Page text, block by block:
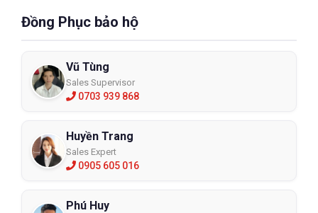
Đồng Phục bảo hộ
Vũ Tùng
Sales Supervisor
0703 939 868
Huyền Trang
Sales Expert
0905 605 016
Phú Huy